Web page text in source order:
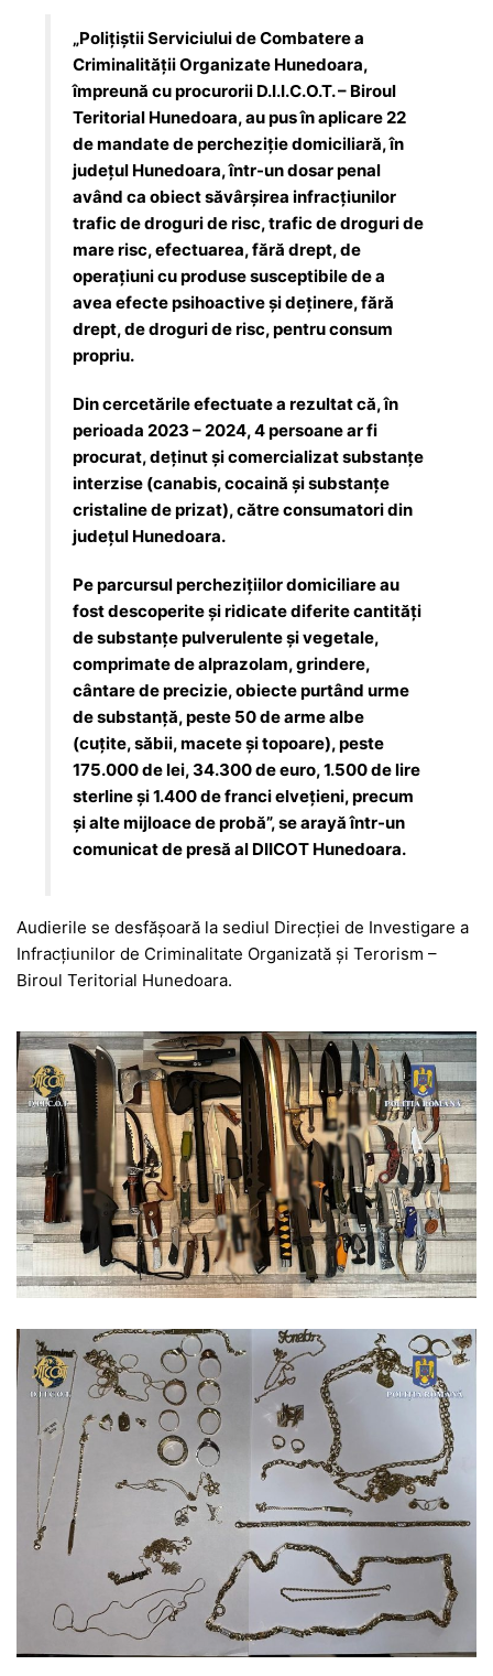
„Polițiștii Serviciului de Combatere a
Criminalității Organizate Hunedoara,
împreună cu procurorii D.I.I.C.O.T. – Biroul
Teritorial Hunedoara, au pus în aplicare 22
de mandate de percheziție domiciliară, în
județul Hunedoara, într-un dosar penal
având ca obiect săvârșirea infracțiunilor
trafic de droguri de risc, trafic de droguri de
mare risc, efectuarea, fără drept, de
operațiuni cu produse susceptibile de a
avea efecte psihoactive și deținere, fără
drept, de droguri de risc, pentru consum
propriu.
Din cercetările efectuate a rezultat că, în
perioada 2023 – 2024, 4 persoane ar fi
procurat, deținut și comercializat substanțe
interzise (canabis, cocaină și substanțe
cristaline de prizat), către consumatori din
județul Hunedoara.
Pe parcursul perchezițiilor domiciliare au
fost descoperite și ridicate diferite cantități
de substanțe pulverulente și vegetale,
comprimate de alprazolam, grindere,
cântare de precizie, obiecte purtând urme
de substanță, peste 50 de arme albe
(cuțite, săbii, macete și topoare), peste
175.000 de lei, 34.300 de euro, 1.500 de lire
sterline și 1.400 de franci elvețieni, precum
și alte mijloace de probă”, se arayă într-un
comunicat de presă al DIICOT Hunedoara.
Audierile se desfășoară la sediul Direcției de Investigare a
Infracțiunilor de Criminalitate Organizată și Terorism –
Biroul Teritorial Hunedoara.